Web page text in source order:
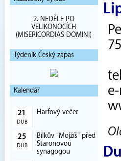
2. NEDĚLE PO
VELIKONOCÍCH
(MISERICORDIAS DOMINI)
Týdeník Český zápas
Kalendář
21
DUB
Harfový večer
25
DUB
Bílkův "Mojžíš" před
Staronovou
synagogou